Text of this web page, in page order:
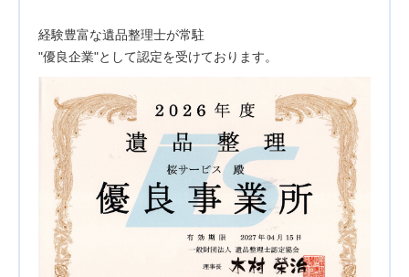
経験豊富な遺品整理士が常駐
"優良企業"として認定を受けております。